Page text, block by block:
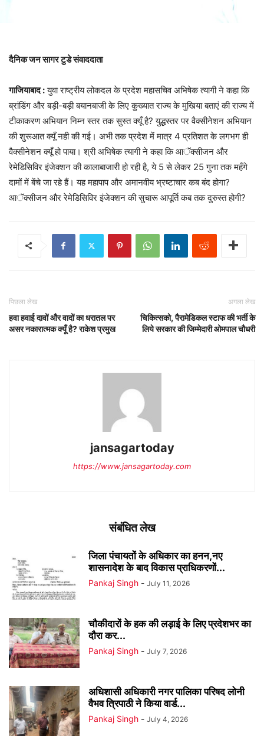
दैनिक जन सागर टुडे संवाददाता
गाजियाबाद :युवा राष्ट्रीय लोकदल के प्रदेश महासचिव अभिषेक त्यागी ने कहा कि
ब्रांडिंग और बड़ी-बड़ी बयानबाजी के लिए कुख्यात राज्य के मुखिया बताएं की राज्य में
टीकाकरण अभियान निम्न स्तर तक सुस्त क्यूँ है? युद्धस्तर पर वैक्सीनेशन अभियान
की शुरूआत क्यूँ नही की गई। अभी तक प्रदेश में मात्र 4 प्रतिशत के लगभग ही
वैक्सीनेशन क्यूँ हो पाया। श्री अभिषेक त्यागी ने कहा कि आॅक्सीजन और
रेमेडिसिविर इंजेक्शन की कालाबाजारी हो रही है, ये 5 से लेकर 25 गुना तक महँगे
दामों में बेंचे जा रहे हैं। यह महापाप और अमानवीय भ्रष्टाचार कब बंद होगा?
आॅक्सीजन और रेमेडिसिविर इंजेक्शन की सुचारू आपूर्ति कब तक दुरुस्त होगी?
पिछला लेख
हवा हवाई दावों और वादों का धरातल पर
असर नकारात्मक क्यूँ है? राकेश प्रमुख
अगला लेख
चिकित्सको, पैरामेडिकल स्टाफ की भर्ती के
लिये सरकार की जिम्मेदारी ओमपाल चौधरी
jansagartoday
https://www.jansagartoday.com
संबंधित लेख
जिला पंचायतों के अधिकार का हनन,नए
शासनादेश के बाद विकास प्राधिकरणों...
Pankaj Singh - July 11, 2026
चौकीदारों के हक की लड़ाई के लिए प्रदेशभर का
दौरा कर...
Pankaj Singh - July 7, 2026
अधिशासी अधिकारी नगर पालिका परिषद लोनी
वैभव त्रिपाठी ने किया वार्ड...
Pankaj Singh - July 4, 2026